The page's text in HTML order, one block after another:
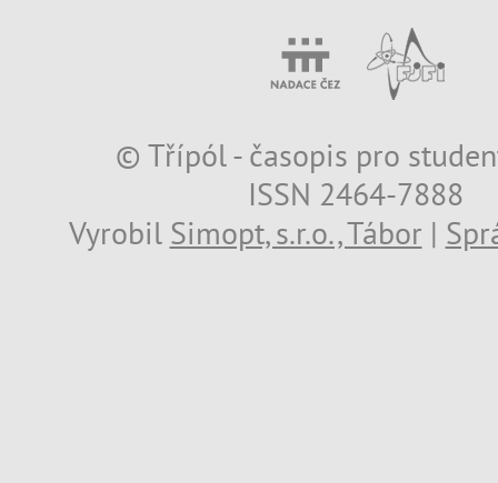
© Třípól - časopis pro
ISSN 2464-7888
Vyrobil Simopt, s.r.o., Tábor |